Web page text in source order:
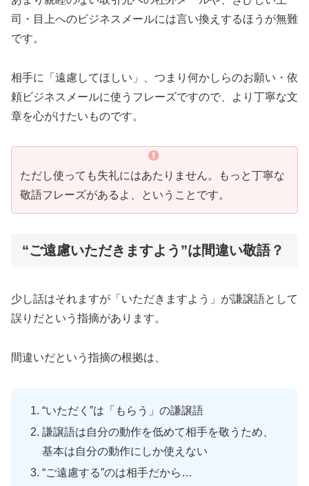
司・目上へのビジネスメールには言い換えするほうが無難
です。
相手に「遠慮してほしい」、つまり何かしらのお願い・依
頼ビジネスメールに使うフレーズですので、より丁寧な文
章を心がけたいものです。
ただし使っても失礼にはあたりません。もっと丁寧な
敬語フレーズがあるよ、ということです。
“ご遠慮いただきますよう”は間違い敬語？
少し話はそれますが「いただきますよう」が謙譲語として
誤りだという指摘があります。
間違いだという指摘の根拠は、
“いただく”は「もらう」の謙譲語
謙譲語は自分の動作を低めて相手を敬うため、
基本は自分の動作にしか使えない
“ご遠慮する”のは相手だから…